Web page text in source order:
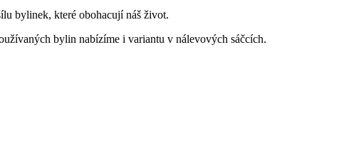
bylinek, které obohacují náš život.
bylin nabízíme i variantu v nálevových sáčcích.